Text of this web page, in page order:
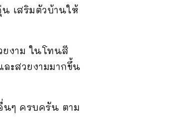
เสริมตัวบ้านให้
ยงาม ในโทนสี
ะสวยงามมากขึ้น
นๆ ครบครัน ตาม